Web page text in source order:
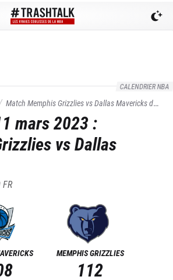
CALENDRIER NBA
Match Memphis Grizzlies vsDallas Mavericksdu
mars 2023:
vsDallas
FR
MEMPHIS GRIZZLIES
112